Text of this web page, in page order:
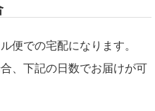
便での宅配になります。
、下記の日数でお届けが可